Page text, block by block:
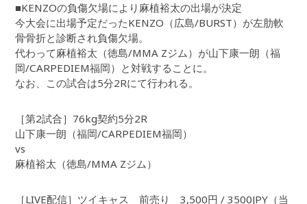
■KENZOの負傷欠場により麻植裕太の出場が決定
今大会に出場予定だったKENZO（広島/BURST）が左肋軟
骨骨折と診断され負傷欠場。
代わって麻植裕太（徳島/MMA Zジム）が山下康一朗（福
岡/CARPEDIEM福岡）と対戦することに。
なお、この試合は5分2Rにて行われる。
［第2試合］76kg契約5分2R
山下康一朗（福岡/CARPEDIEM福岡）
vs
麻植裕太（徳島/MMA Zジム）
［LIVE配信］ツイキャス 前売り 3,500円 / 3500JPY（当